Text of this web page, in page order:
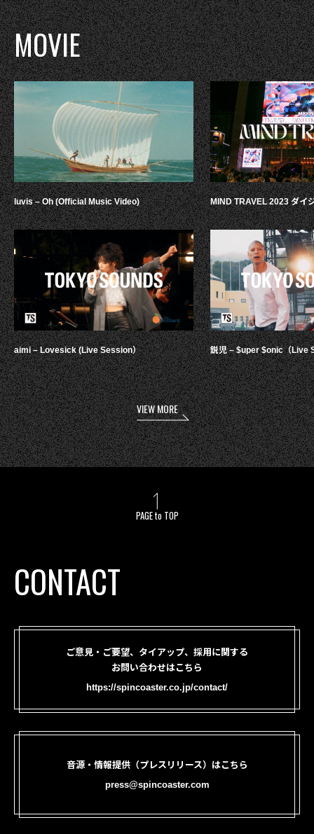
MOVIE
luvis – Oh (Official Music Video)
aimi – Lovesick (Live Session）
MIND TRAVEL 2023 ダイ
鋭児 – $uper $onic（Live
VIEW MORE
PAGE to TOP
CONTACT
ご意見・ご要望、タイアップ、採用に関する
お問い合わせはこちら
https://spincoaster.co.jp/contact/
音源・情報提供（プレスリリース）はこちら
press@spincoaster.com